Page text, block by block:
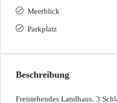
Meerblick
Parkplatz
Beschreibung
Freistehendes Landhaus. 3